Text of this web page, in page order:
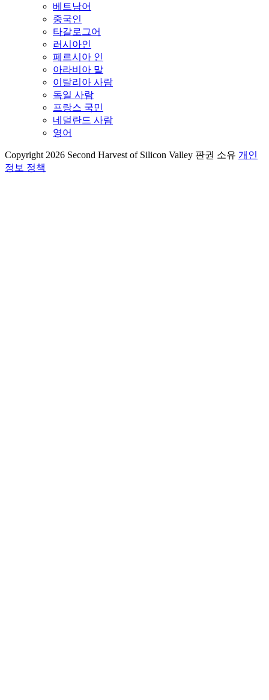
베트남어
중국인
타갈로그어
러시아인
페르시아 인
아라비아 말
이탈리아 사람
독일 사람
프랑스 국민
네덜란드 사람
영어
Copyright 2026 Second Harvest of Silicon Valley 판권 소유 개인
정보 정책